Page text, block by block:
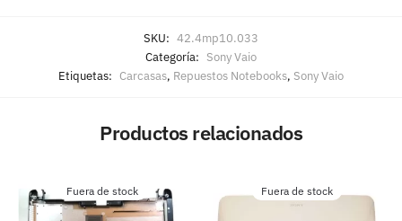
SKU: 42.4mp10.033
Categoría: Sony Vaio
Etiquetas: Carcasas, Repuestos Notebooks, Sony Vaio
Productos relacionados
Fuera de stock Fuera de stock